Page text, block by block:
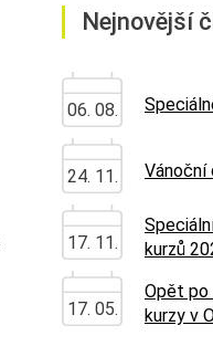
Nejnovější
06. 08.
24. 11.
17. 11.
kurzů
17. 05.
Opět po
kurzy v